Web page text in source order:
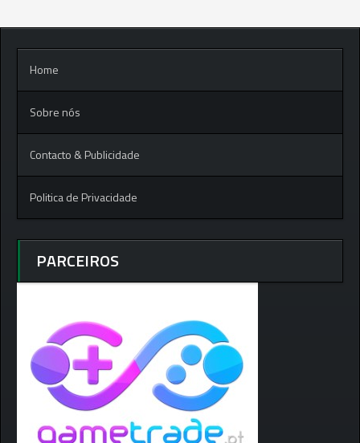
Home
Sobre nós
Contacto & Publicidade
Politica de Privacidade
PARCEIROS